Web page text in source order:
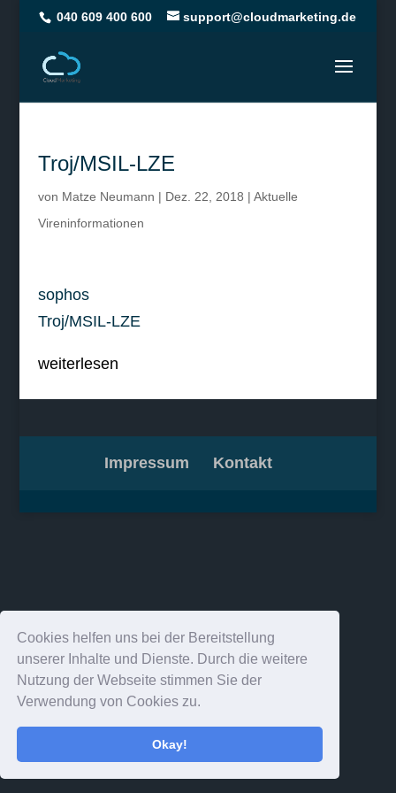
Cookies helfen uns bei der Bereitstellung
unserer Inhalte und Dienste. Durch die weitere
Nutzung der Webseite stimmen Sie der
Verwendung von Cookies zu.
Okay!
040 609 400 600 support@cloudmarketing.de
Troj/MSIL-LZE
von Matze Neumann | Dez. 22, 2018 | Aktuelle
Vireninformationen
sophos
Troj/MSIL-LZE
weiterlesen
Impressum Kontakt